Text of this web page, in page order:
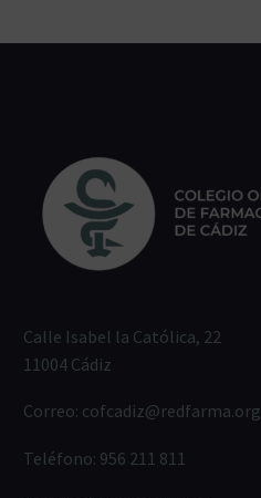
Calle Isabel la Católica, 22
11004 Cádiz
Correo: cofcadiz@redfarma.org
Teléfono: 956 211 811